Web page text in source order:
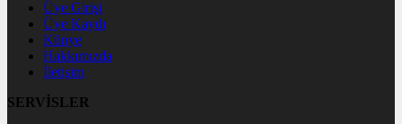
Üye Girişi
Üye Kaydı
Künye
Hakkımızda
İletişim
SERVİSLER